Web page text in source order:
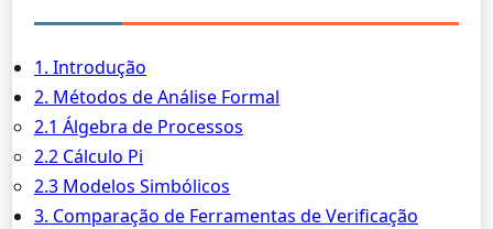
1. Introdução
2. Métodos de Análise Formal
2.1 Álgebra de Processos
2.2 Cálculo Pi
2.3 Modelos Simbólicos
3. Comparação de Ferramentas de Verificação